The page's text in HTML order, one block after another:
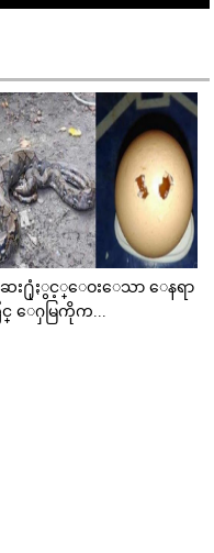
း႐ုံႏွင့္ေဝးေသာ ေနရာ
င္ ေႁမြကိုက...